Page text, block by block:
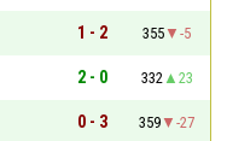
1 - 2 355
-5
2 - 0 332
23
0 - 3 359
-27